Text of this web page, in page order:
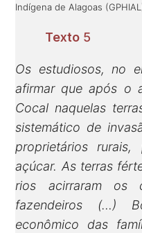
Indígena de Alagoas
Texto 5
Os estudiosos, no
afirmar que após o
Cocal naquelas
sistemático de
proprietários
açúcar. As terras
rios acirraram os
fazendeiros (…)
econômico das